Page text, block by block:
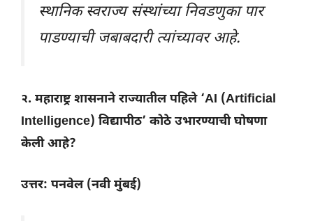
स्थानिक स्वराज्य संस्थांच्या निवडणुका पार
पाडण्याची जबाबदारी त्यांच्यावर आहे.
२. महाराष्ट्र शासनाने राज्यातील पहिले ‘AI (Artificial
Intelligence) विद्यापीठ’ कोठे उभारण्याची घोषणा
केली आहे?
उत्तर: पनवेल (नवी मुंबई)